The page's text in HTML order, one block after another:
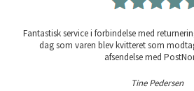
Fantastisk service i forbindelse med
dag som varen blev kvitteret som
afsendelse med
Tine Pedersen